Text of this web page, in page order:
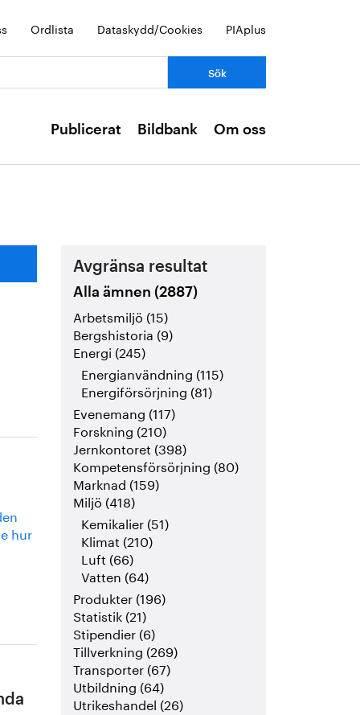
Ordlista Dataskydd/Cookies PIAplus
Publicerat Bildbank Om oss
hur
Avgränsa resultat
Alla ämnen (2887)
Arbetsmiljö (15)
Bergshistoria (9)
Energi (245)
Energianvändning (115)
Energiförsörjning (81)
Evenemang (117)
Forskning (210)
Jernkontoret (398)
Kompetensförsörjning (80)
Marknad (159)
Miljö (418)
Kemikalier (51)
Klimat (210)
Luft (66)
Vatten (64)
Produkter (196)
Statistik (21)
Stipendier (6)
Tillverkning (269)
Transporter (67)
Utbildning (64)
Utrikeshandel (26)